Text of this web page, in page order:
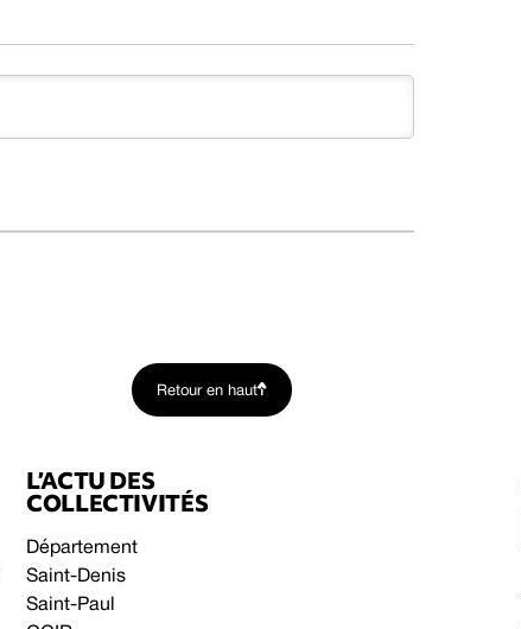
Retour en haut
L’ACTU DES
COLLECTIVITÉS
Département
Saint-Denis
Saint-Paul